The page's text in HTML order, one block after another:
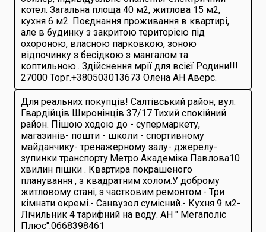
котел. Загальна площа 40 м2, житлова 15 м2,
кухня 6 м2. Поєднання проживання в квартирі,
але в будинку з закритою територією під
охороною, власною парковкою, зоною
відпочинку з бесідкою з мангалом та
коптильною.. Здійснення мрії для всієї Родини!!!
27000 Торг.+380503013673 Олена АН Аверс.
Для реальних покупців! Салтівський район, вул.
Гвардійців Широнінців 37/17.Тихий спокійний
район. Пішою ходою до - супермаркету,
магазинів- пошти - школи - спортивному
майданчику- тренажерному залу- джерелу-
зупинки транспорту.Метро Академіка Павлова10
хвилин пішки . Квартира покрашеного
планування , з квадратним холом.У доброму
житловому стані, з частковим ремонтом.- Три
кімнати окремі.- Санвузол сумісний.- Кухня 9 м2-
Лічильник 4 тарифний на воду. АН " Мегаполіс
Плюс".0668398461